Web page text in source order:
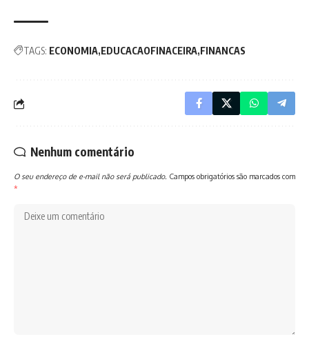
TAGS: ECONOMIA EDUCACAOFINACEIRA FINANCAS
Nenhum comentário
O seu endereço de e-mail não será publicado. Campos obrigatórios são marcados com
*